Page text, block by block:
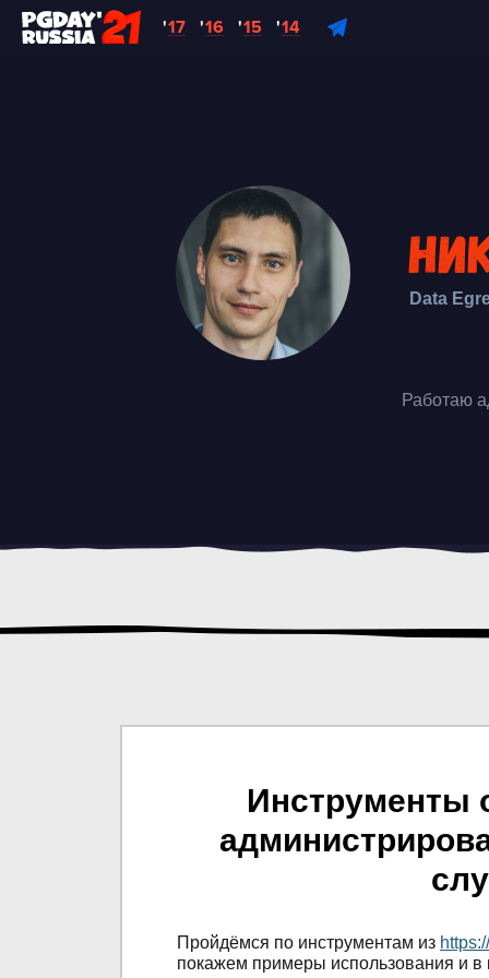
'17 '16 '15 '14
Data
Работаю
Инструменты
Пройдёмся по инструментам из
покажем примеры использования и в